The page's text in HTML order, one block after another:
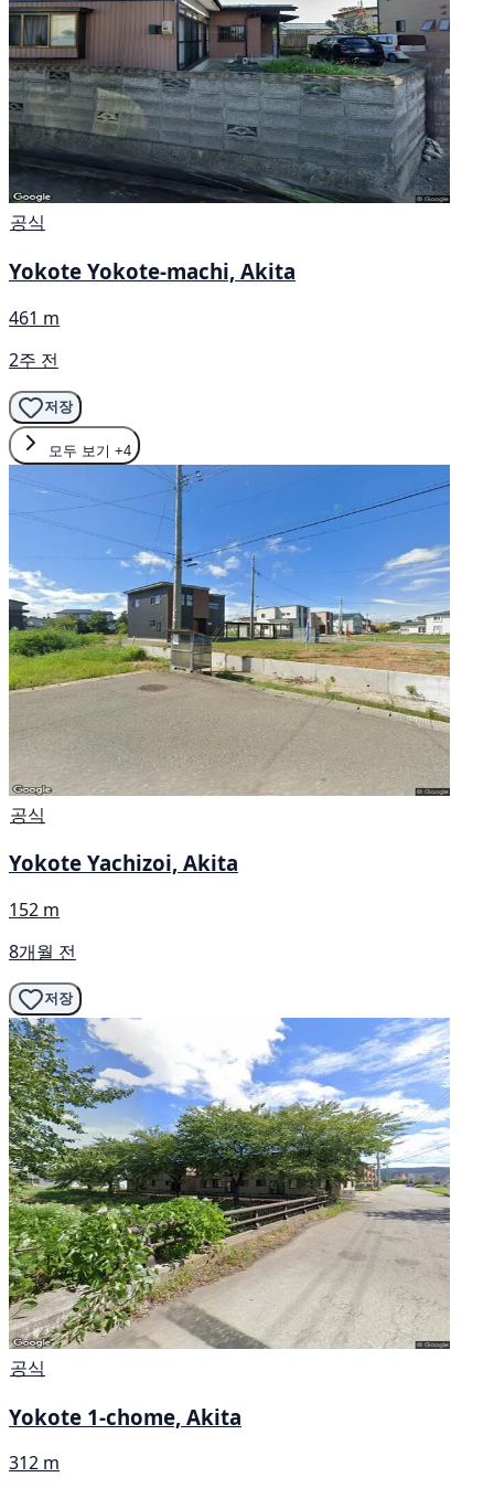
공식
Yokote Yokote-machi, Akita
461 m
2주 전
저장
모두 보기 +4
공식
Yokote Yachizoi, Akita
152 m
8개월 전
저장
공식
Yokote 1-chome, Akita
312 m